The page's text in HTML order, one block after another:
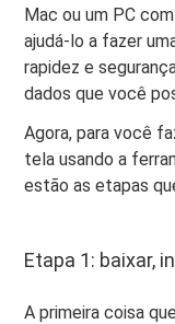
Mac ou um PC
ajudá-lo a fazer
rapidez e
dados que você
Agora, para você
tela usando a
estão as etapas
Etapa 1: baixar,
A primeira coisa